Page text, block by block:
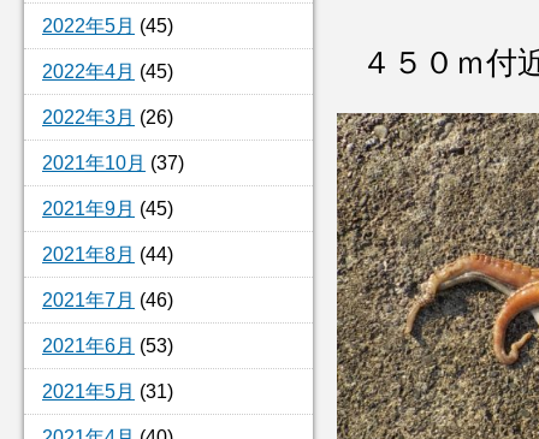
2022年5月 (45)
2022年4月 (45)
2022年3月 (26)
2021年10月 (37)
2021年9月 (45)
2021年8月 (44)
2021年7月 (46)
2021年6月 (53)
2021年5月 (31)
４５０ｍ